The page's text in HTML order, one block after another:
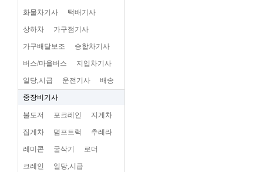
화물차기사 택배기사
상하차 가구점기사
가구배달보조 승합차기사
버스/마을버스 지입차기사
일당,시급 운전기사 배송
중장비기사
불도저 포크레인 지게차
집게차 덤프트럭 추레라
레미콘 굴삭기 로더
크레인 일당,시급